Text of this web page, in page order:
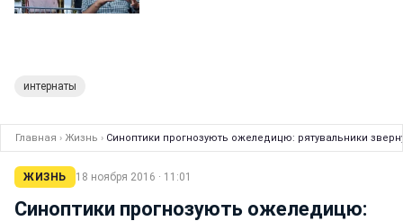
интернаты
Главная › Жизнь › Синоптики прогнозують ожеледицю: рятувальники
ЖИЗНЬ 18 ноября 2016 · 11:01
Синоптики прогнозують ожеледицю: